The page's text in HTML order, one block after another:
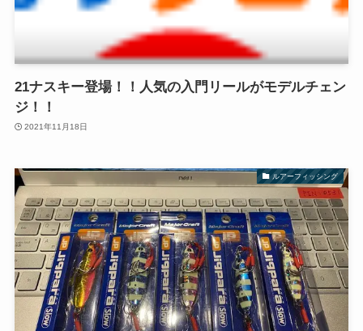
21ナスキー登場！！人気の入門リールがモデルチェン
ジ！！
2021年11月18日
ルアーフィッシング